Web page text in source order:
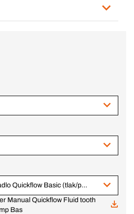
370170 Zubové čerpadlo Quickflow Basic (tlak/podtlak)
Manual Quickflow Fluid tooth
Bas